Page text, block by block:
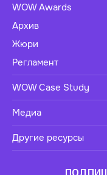
WOW Awards
Архив
Жюри
Регламент
WOW Case Study
Медиа
Другие ресурсы